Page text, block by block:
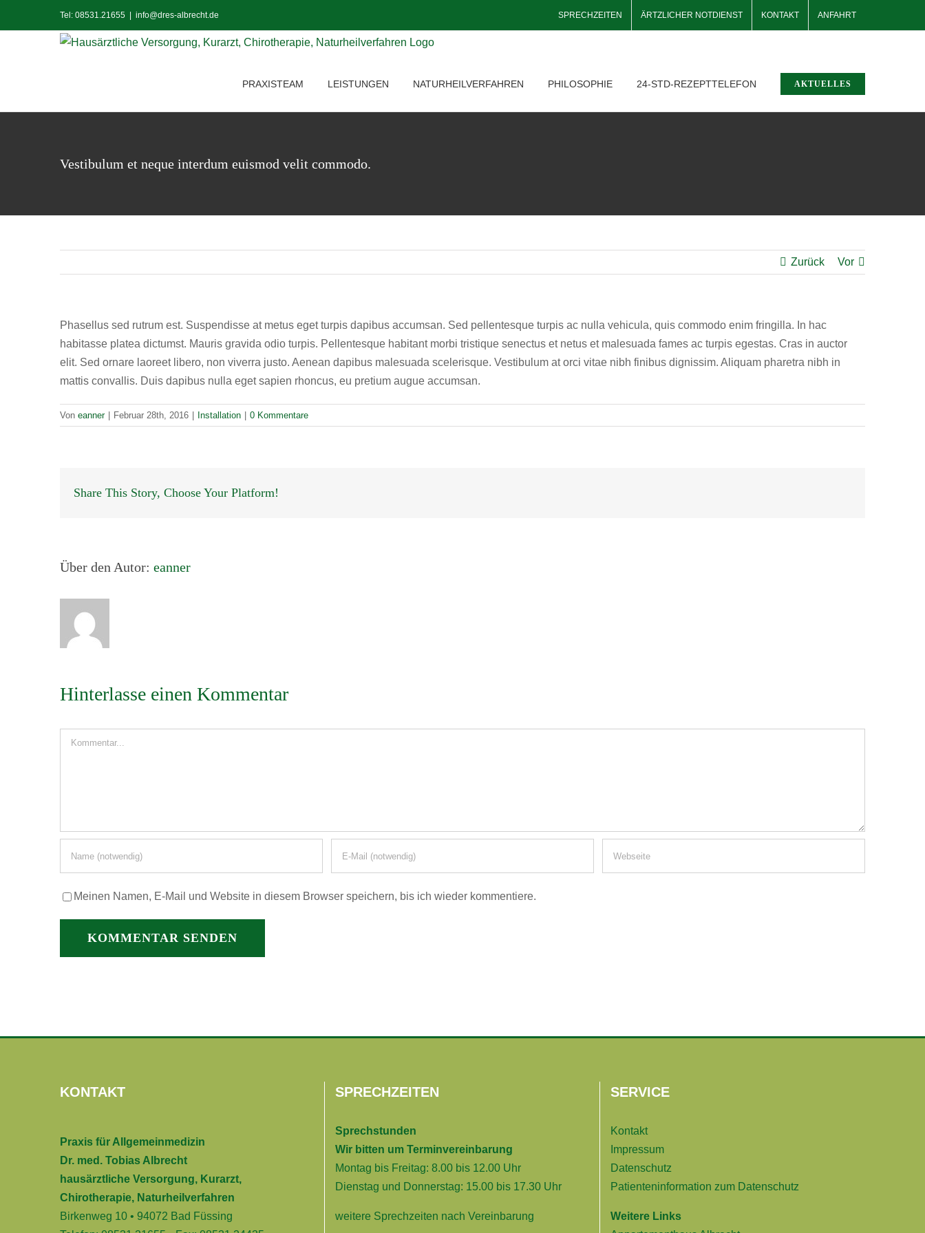
Tel: 08531.21655 info@dres-albrecht.de SPRECHZEITEN ÄRTZLICHER NOTDIENST KONTAKT ANFAHRT
PRAXISTEAM LEISTUNGEN NATURHEILVERFAHREN PHILOSOPHIE 24-STD-REZEPTTELEFON AKTUELLES
Vestibulum et neque interdum euismod velit commodo.
Zurück Vor
Phasellus sed rutrum est. Suspendisse at metus eget turpis dapibus accumsan. Sed pellentesque turpis ac nulla vehicula, quis commodo enim fringilla. In hac
habitasse platea dictumst. Mauris gravida odio turpis. Pellentesque habitant morbi tristique senectus et netus et malesuada fames ac turpis egestas. Cras in auctor
elit. Sed ornare laoreet libero, non viverra justo. Aenean dapibus malesuada scelerisque. Vestibulum at orci vitae nibh finibus dignissim. Aliquam pharetra nibh in
mattis convallis. Duis dapibus nulla eget sapien rhoncus, eu pretium augue accumsan.
Von eanner Februar 28th, 2016 Installation 0 Kommentare
Share This Story, Choose Your Platform!
Über den Autor: eanner
Hinterlasse einen Kommentar
Kommentar
Meinen Namen, E-Mail und Website in diesem Browser speichern, bis ich wieder kommentiere.
KONTAKT
Praxis für Allgemeinmedizin
Dr. med. Tobias Albrecht
hausärztliche Versorgung, Kurarzt,
Chirotherapie, Naturheilverfahren
Birkenweg 10 • 94072 Bad Füssing
SPRECHZEITEN
Sprechstunden
Wir bitten um Terminvereinbarung
Montag bis Freitag: 8.00 bis 12.00 Uhr
Dienstag und Donnerstag: 15.00 bis 17.30 Uhr
weitere Sprechzeiten nach Vereinbarung
SERVICE
Kontakt
Impressum
Datenschutz
Patienteninformation zum Datenschutz
Weitere Links